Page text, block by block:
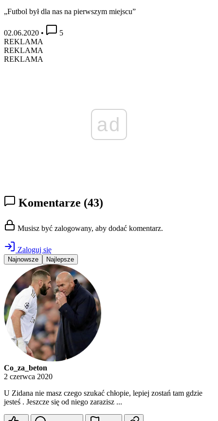
„Futbol był dla nas na pierwszym miejscu”
02.06.2020 •
5
REKLAMA
REKLAMA
REKLAMA
ad
Komentarze (43)
Musisz być zalogowany, aby dodać komentarz.
Zaloguj się
Najnowsze Najlepsze
Co_za_beton
2 czerwca 2020
U Zidana nie masz czego szukać chłopie, lepiej zostań tam gdzie
jesteś . Jeszcze się od niego zarazisz ...